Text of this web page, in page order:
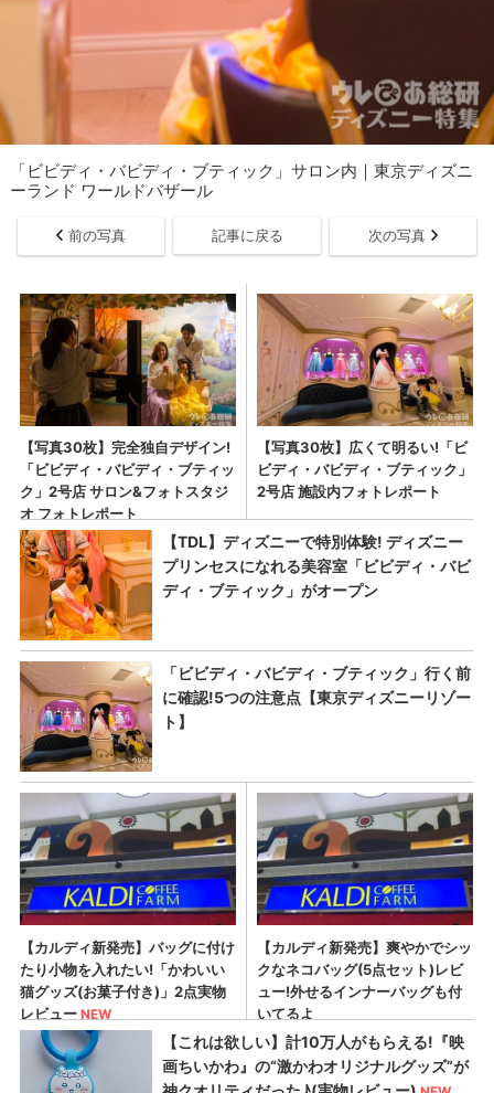
「ビビディ・バビディ・ブティック」サロン内｜東京ディズニ
ーランド ワールドバザール
前の写真 記事に戻る 次の写真